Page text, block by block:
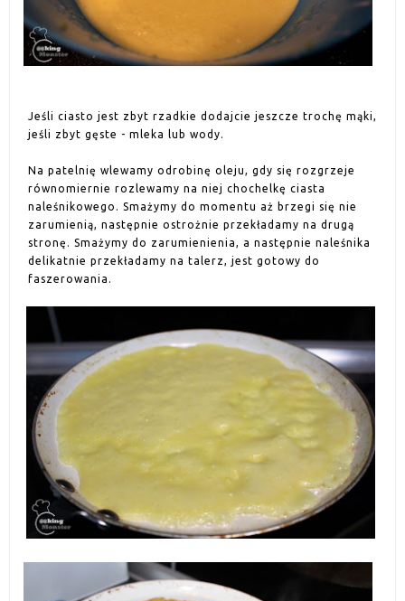
Jeśli ciasto jest zbyt rzadkie dodajcie jeszcze trochę mąki,
jeśli zbyt gęste - mleka lub wody.
Na patelnię wlewamy odrobinę oleju, gdy się rozgrzeje
równomiernie rozlewamy na niej chochelkę ciasta
naleśnikowego. Smażymy do momentu aż brzegi się nie
zarumienią, następnie ostrożnie przekładamy na drugą
stronę. Smażymy do zarumienienia, a następnie naleśnika
delikatnie przekładamy na talerz, jest gotowy do
faszerowania.